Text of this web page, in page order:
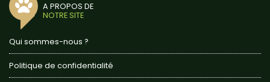
A PROPOS DE
NOTRE SITE
Qui sommes-nous ?
Politique de confidentialité